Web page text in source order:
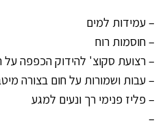
– עמידות למים
– חוסמות רוח
– רצועת סקוצ' להידוק הכפפה על
– עבות ושמורות על חום בצורה
– פליז פנימי רך ונעים למגע
–